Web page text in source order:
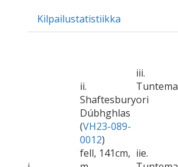
Kilpailustatistiikka
ii.
Shaftesbury
Dúbhghlas
(VH23-089-
0012)
fell, 141cm,
iii.
ori
iie.